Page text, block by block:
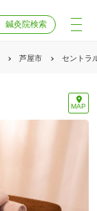
鍼灸院検索
芦屋市 セントラ
MAP